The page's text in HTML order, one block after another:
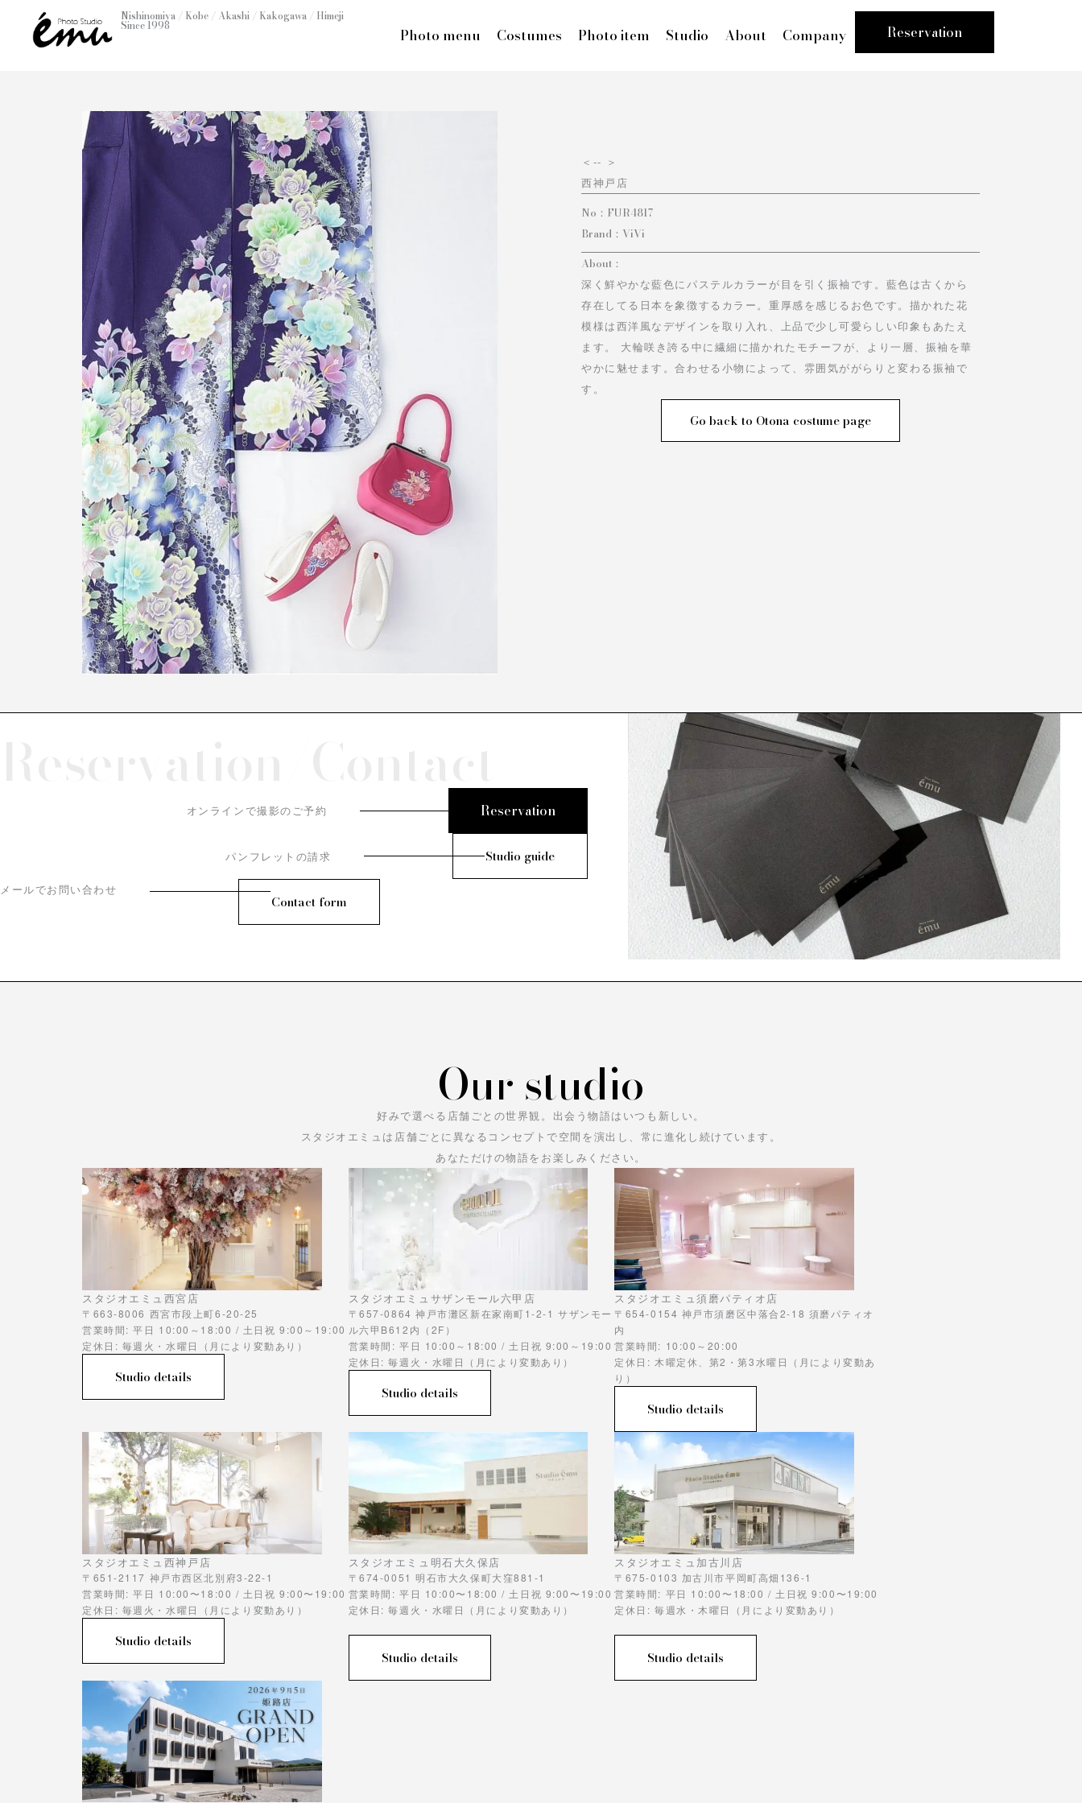
Nishinomiya / Kobe / Akashi / Kakogawa / Himeji
Since 1998 Photo menu Costumes Photo item Studio About Company Reservation
＜ -- ＞
西神戸店
No： FUR4817
Brand： ViVi
About：
深く鮮やかな藍色にパステルカラーが目を引く振袖です。藍色は古くから
存在してる日本を象徴するカラー。重厚感を感じるお色です。描かれた花
模様は西洋風なデザインを取り入れ、上品で少し可愛らしい印象もあたえ
ます。 大輪咲き誇る中に繊細に描かれたモチーフが、より一層、振袖を華
やかに魅せます。合わせる小物によって、雰囲気ががらりと変わる振袖で
す。
Go back to Otona costume page
オンラインで撮影のご予約 Reservation
パンフレットの請求 Studio guide
メールでお問い合わせ
Contact form
Our studio
好みで選べる店舗ごとの世界観。 出会う物語はいつも新しい。
スタジオエミュは店舗ごとに異なるコンセプトで空間を演出し、常に進化し続けています。
あなただけの物語をお楽しみください。
スタジオエミュ西宮店
〒663-8006 西宮市段上町6-20-25
営業時間: 平日 10:00～18:00 / 土日祝 9:00～19:00
定休日: 毎週火・水曜日（月により変動あり）
Studio details
スタジオエミュサザンモール六甲店
〒657-0864 神戸市灘区新在家南町1-2-1 サザンモー
ル六甲B612内（2F）
営業時間: 平日 10:00～18:00 / 土日祝 9:00～19:00
定休日: 毎週火・水曜日（月により変動あり）
Studio details
スタジオエミュ須磨パティオ店
〒654-0154 神戸市須磨区中落合2-18 須磨パティオ
内
営業時間: 10:00～20:00
定休日: 木曜定休、第2・第3水曜日（月により変動あ
り）
Studio details
スタジオエミュ西神戸店
〒651-2117 神戸市西区北別府3-22-1
営業時間: 平日 10:00〜18:00 / 土日祝 9:00〜19:00
定休日: 毎週火・水曜日（月により変動あり）
Studio details
スタジオエミュ明石大久保店
〒674-0051 明石市大久保町大窪881-1
営業時間: 平日 10:00〜18:00 / 土日祝 9:00〜19:00
定休日: 毎週火・水曜日（月により変動あり）
Studio details
スタジオエミュ加古川店
〒675-0103 加古川市平岡町高畑136-1
営業時間: 平日 10:00〜18:00 / 土日祝 9:00〜19:00
定休日: 毎週水・木曜日（月により変動あり）
Studio details